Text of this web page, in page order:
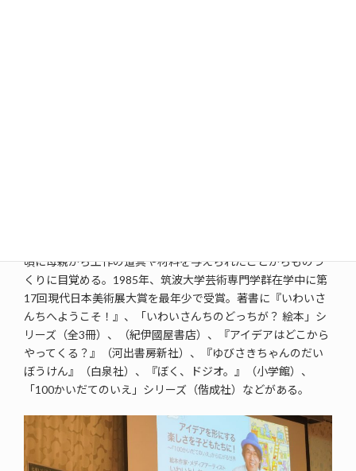
頃に母親から工作の道具や材料を与えられたことからものづ
くりに目覚める。1985年、筑波大学芸術専門学群在学中に第
17回現代日本美術展大賞を最年少で受賞。著書に『いわいさ
んちへようこそ！』、「いわいさんちのどっちが？ 絵本」シ
リーズ（全3冊）、（紀伊國屋書店）、『アイデアはどこから
やってくる？』（河出書房新社）、『ゆびさきちゃんのだい
ぼうけん』（白泉社）、『ぼく、ドジオ。』（小学館）、
「100かいだてのいえ」シリーズ（偕成社）などがある。